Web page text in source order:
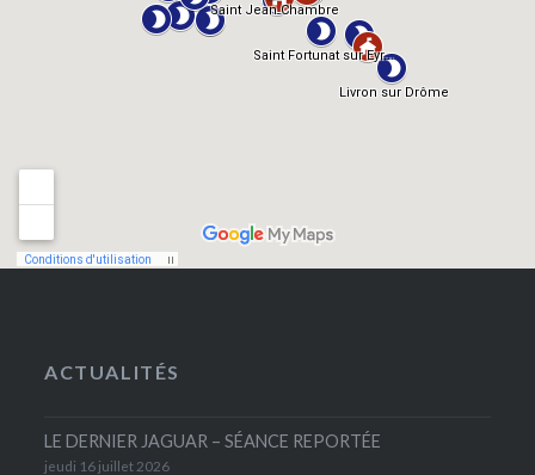
ACTUALITÉS
LE DERNIER JAGUAR – SÉANCE REPORTÉE
jeudi 16 juillet 2026